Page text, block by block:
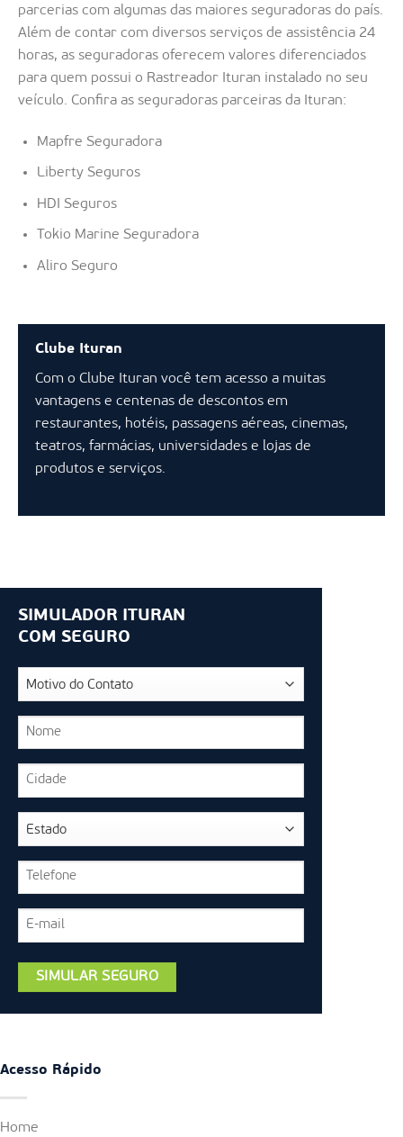
parcerias com algumas das maiores seguradoras do país.
Além de contar com diversos serviços de assistência 24
horas, as seguradoras oferecem valores diferenciados
para quem possui o Rastreador Ituran instalado no seu
veículo. Confira as seguradoras parceiras da Ituran:
Mapfre Seguradora
Liberty Seguros
HDI Seguros
Tokio Marine Seguradora
Aliro Seguro
Clube Ituran
Com o Clube Ituran você tem acesso a muitas
vantagens e centenas de descontos em
restaurantes, hotéis, passagens aéreas, cinemas,
teatros, farmácias, universidades e lojas de
produtos e serviços.
SIMULADOR ITURAN
COM SEGURO
Acesso Rápido
Home